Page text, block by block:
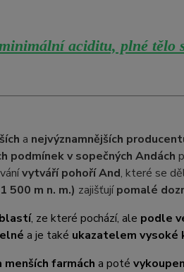
aciditu, plné tělo
a nejvýznamnějších
podmínek v sopečných Andách
vytváří pohoří And, které se
500 m n. m.) zajišťujípomalé
, ze které pochází, ale podle
a je také ukazatelem vysoké
menších farmách a poté